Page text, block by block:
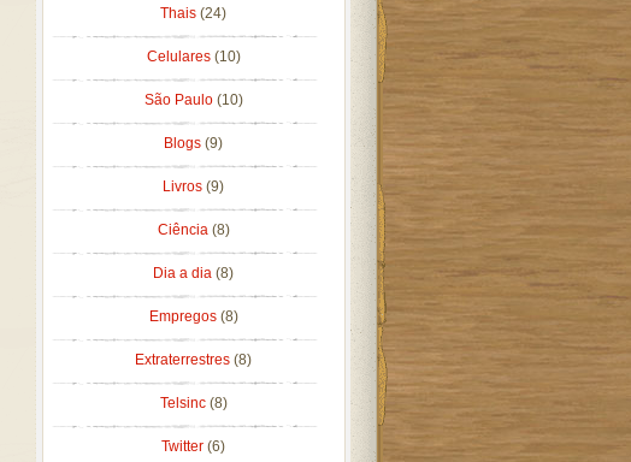
Thais (24)
Celulares (10)
São Paulo (10)
Blogs (9)
Livros (9)
Ciência (8)
Dia a dia (8)
Empregos (8)
Extraterrestres (8)
Telsinc (8)
Twitter (6)